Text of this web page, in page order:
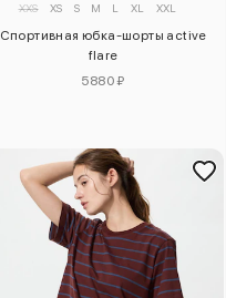
XXS XS S M L XL XXL
Спортивная юбка-шорты active
flare
5880 ₽